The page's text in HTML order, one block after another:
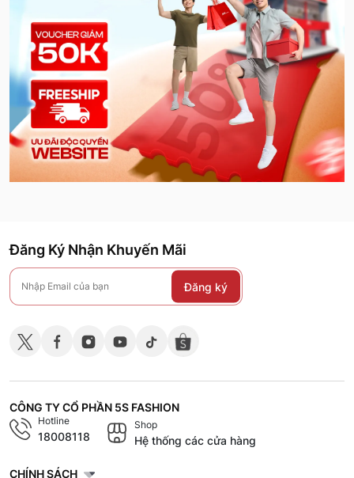
Đăng Ký Nhận Khuyến Mãi
Đăng ký
CÔNG TY CỔ PHẦN 5S FASHION
Hotline
18008118
Shop
Hệ thống các cửa hàng
CHÍNH SÁCH